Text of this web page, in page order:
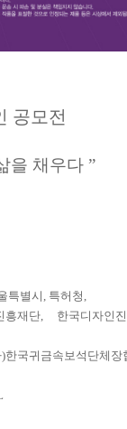
공모전
을 채우다”
특별시, 특허청,
단, 한국디자인
금속보석단체장